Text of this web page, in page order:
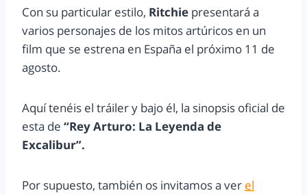
Con su particular estilo, Ritchie presentará a
varios personajes de los mitos artúricos en un
film que se estrena en España el próximo 11 de
agosto.
Aquí tenéis el tráiler y bajo él, la sinopsis oficial de
esta de “Rey Arturo: La Leyenda de
Excalibur”.
Por supuesto, también os invitamos a ver el